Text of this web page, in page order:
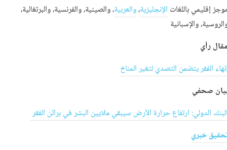
إقليمي باللغات الإنجليزية،والعربية، والصينية، والفرنسية، والبرتغالية،
والإسبانية
رأي
الفقر يتضمن التصدي لتغير المناخ
صحفي
الدولي: ارتفاع حرارة الأرض سيبقي ملايين البشر في براثن الفقر
خبري